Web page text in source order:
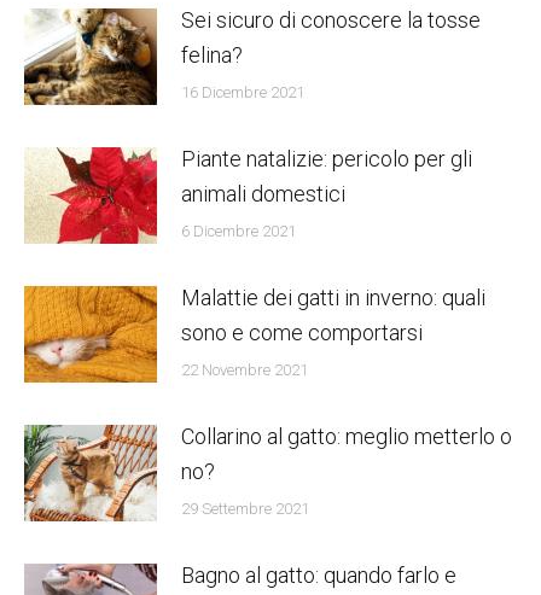
Sei sicuro di conoscere la tosse
felina?
16 Dicembre 2021
Piante natalizie: pericolo per gli
animali domestici
6 Dicembre 2021
Malattie dei gatti in inverno: quali
sono e come comportarsi
22 Novembre 2021
Collarino al gatto: meglio metterlo o
no?
29 Settembre 2021
Bagno al gatto: quando farlo e